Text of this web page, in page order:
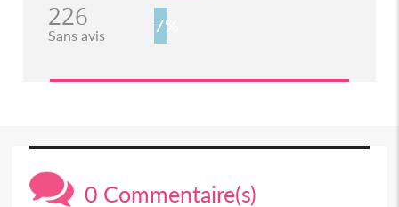
226
Sans avis 7%
0 Commentaire(s)